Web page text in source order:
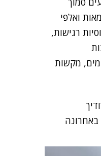
ואלפי
רגישות,
מקשות